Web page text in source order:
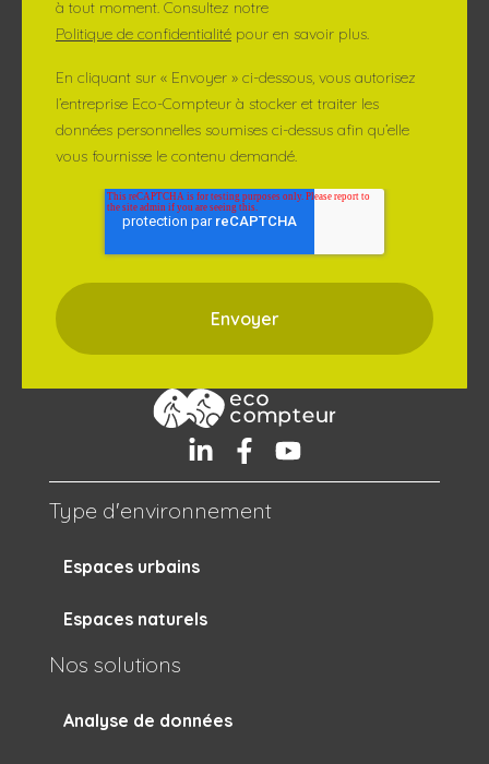
Type d'environnement
Espaces urbains
Espaces naturels
Nos solutions
Analyse de données
à tout moment. Consultez notre
Politique de confidentialité pour en savoir plus.
En cliquant sur « Envoyer » ci-dessous, vous autorisez
l’entreprise Eco-Compteur à stocker et traiter les
données personnelles soumises ci-dessus afin qu’elle
vous fournisse le contenu demandé.